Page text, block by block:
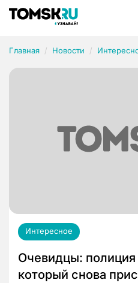
Главная Новости
Интересное
Очевидцы:
который снова